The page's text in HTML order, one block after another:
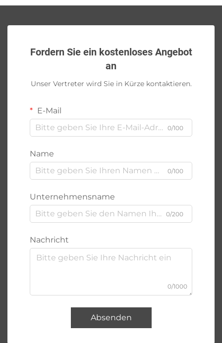
Fordern Sie ein kostenloses Angebot
an
Unser Vertreter wird Sie in Kürze kontaktieren.
E-Mail
0/100
Name
0/100
Unternehmensname
0/200
Nachricht
0/1000
Absenden